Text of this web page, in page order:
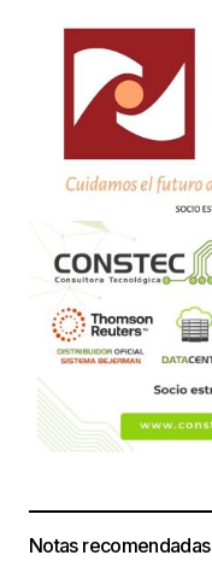
Notas recomendadas